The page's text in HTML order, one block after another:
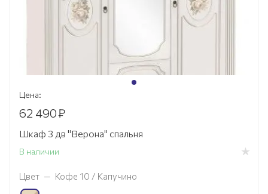
Цена:
62 490₽
Шкаф 3 дв "Верона" спальня
В наличии
Цвет — Кофе 10 / Капучино